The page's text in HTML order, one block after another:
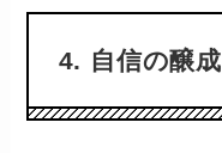
4. 自信の醸成